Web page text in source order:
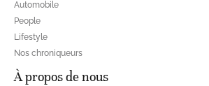
Automobile
People
Lifestyle
Nos chroniqueurs
À propos de nous